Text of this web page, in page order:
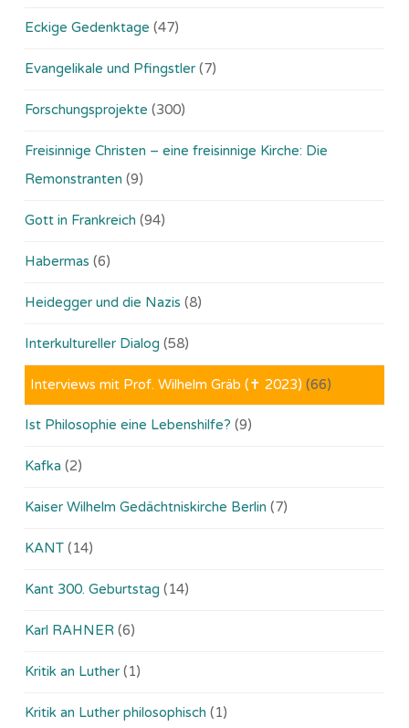
Eckige Gedenktage (47)
Evangelikale und Pfingstler (7)
Forschungsprojekte (300)
Freisinnige Christen – eine freisinnige Kirche: Die
Remonstranten (9)
Gott in Frankreich (94)
Habermas (6)
Heidegger und die Nazis (8)
Interkultureller Dialog (58)
Interviews mit Prof. Wilhelm Gräb (✝ 2023) (66)
Ist Philosophie eine Lebenshilfe? (9)
Kafka (2)
Kaiser Wilhelm Gedächtniskirche Berlin (7)
KANT (14)
Kant 300. Geburtstag (14)
Karl RAHNER (6)
Kritik an Luther (1)
Kritik an Luther philosophisch (1)